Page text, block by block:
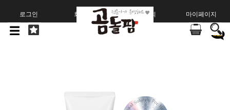
로그인 회원가입 주문조회 마이페이지